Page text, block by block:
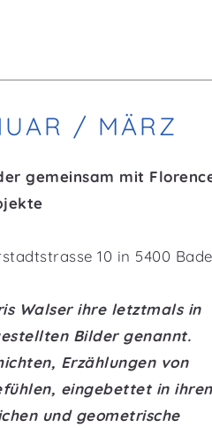
/ MÄRZ
gemeinsam mit
10 in 5400
Walser ihre letztmals in
Bilder genannt.
Erzählungen von
eingebettet in ihren
und geometrische